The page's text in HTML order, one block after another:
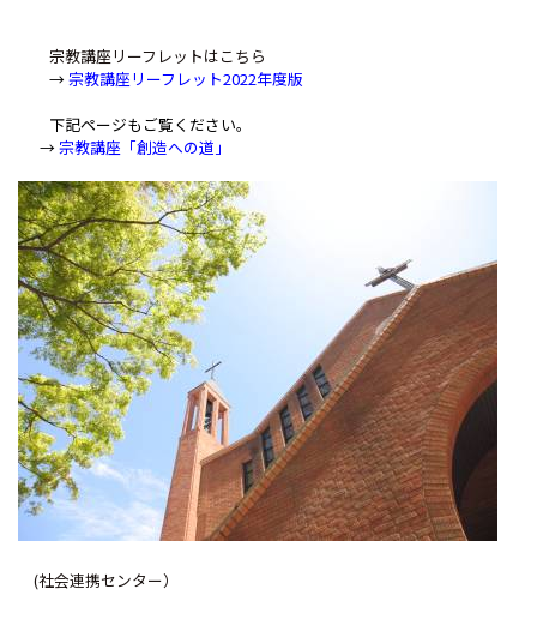
宗教講座リーフレットはこちら
→ 宗教講座リーフレット2022年度版
下記ページもご覧ください。
→ 宗教講座「創造への道」
(社会連携センター）